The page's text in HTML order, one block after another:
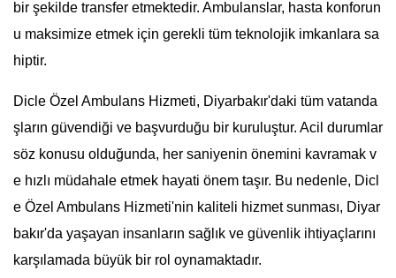
bir şekilde transfer etmektedir. Ambulanslar, hasta konforun
u maksimize etmek için gerekli tüm teknolojik imkanlara sa
hiptir.
Dicle Özel Ambulans Hizmeti, Diyarbakır'daki tüm vatanda
şların güvendiği ve başvurduğu bir kuruluştur. Acil durumlar
söz konusu olduğunda, her saniyenin önemini kavramak v
e hızlı müdahale etmek hayati önem taşır. Bu nedenle, Dicl
e Özel Ambulans Hizmeti'nin kaliteli hizmet sunması, Diyar
bakır'da yaşayan insanların sağlık ve güvenlik ihtiyaçlarını
karşılamada büyük bir rol oynamaktadır.